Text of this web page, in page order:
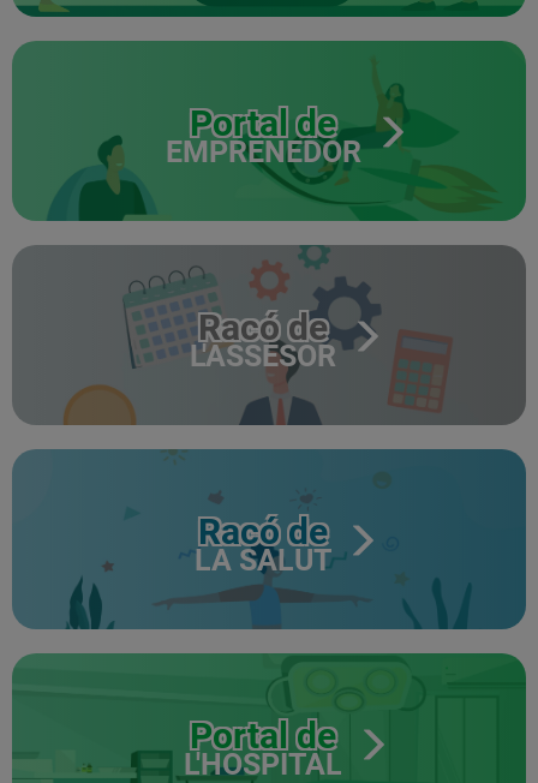
Portal de
EMPRENEDOR
Racó de
L'ASSESOR
Racó de
LA SALUT
Portal de
L'HOSPITAL